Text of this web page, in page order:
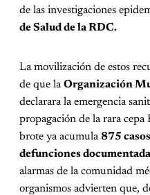
de las investigaciones
de Salud de la RDC.
La movilización de estos
de que laOrganización
declarara la emergencia
propagación de la rara
brote ya acumula 875
defunciones
alarmas de la comunidad
organismos advierten que,